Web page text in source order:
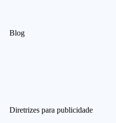
Blog
Diretrizes para publicidade